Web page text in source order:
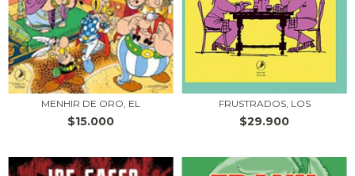
MENHIR DE ORO, EL
$15.000
FRUSTRADOS, LOS
$29.900